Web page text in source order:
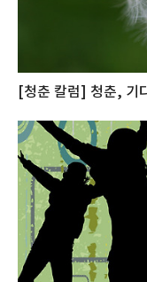
[청춘 칼럼] 청춘, 기